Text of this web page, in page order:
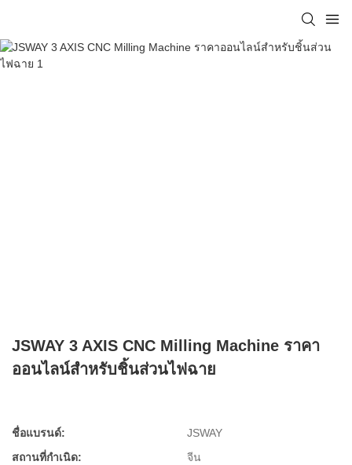
JSWAY 3 AXIS CNC Milling Machine ราคา
ออนไลน์สำหรับชิ้นส่วนไฟฉาย
ชื่อแบรนด์:
JSWAY
สถานที่กำเนิด:
จีน